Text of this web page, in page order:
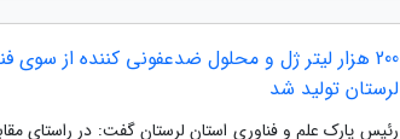
200 هزار لیتر ژل و محلول ضدعفونی کننده از سوی
لرستان تولید شد
رئیس پارک علم و فناوری استان لرستان گفت: در راستای